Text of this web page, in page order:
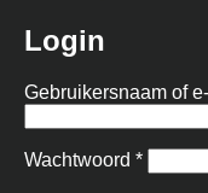
Login
Gebruikersnaam of
Wachtwoord *Vereist